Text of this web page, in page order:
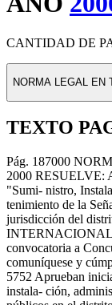
CANTIDAD DE
NORMA LEGAL EN
TEXTO
Pág. 187000
2000 RESUELVE:
"Sumi- nistro,
tenimiento de la
jurisdicción del
INTERNACIONAL
convocatoria a
comuníquese y
5752 Aprueban
instala- ción,